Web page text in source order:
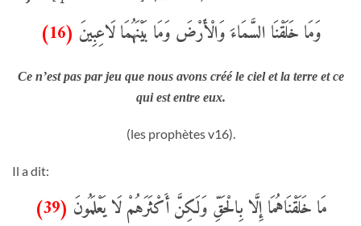
وَمَا خَلَقْنَا السَّمَاءَ وَالْأَرْضَ وَمَا بَيْنَهُمَا لَاعِبِينَ (16)
Ce n’est pas par jeu que nous avons créé le ciel et la terre et ce
qui est entre eux.
(les prophètes v16).
Il a dit:
مَا خَلَقْنَاهُمَا إِلَّا بِالْحَقِّ وَلَكِنَّ أَكْثَرَهُمْ لَا يَعْلَمُونَ (39)